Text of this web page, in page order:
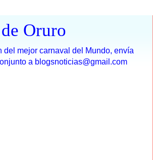
Oruro
del mejor carnaval del Mundo, envía
a blogsnoticias@gmail.com